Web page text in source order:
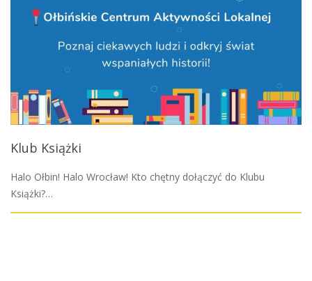
Klub Książki
Halo Ołbin! Halo Wrocław! Kto chętny dołączyć do Klubu
Książki?…